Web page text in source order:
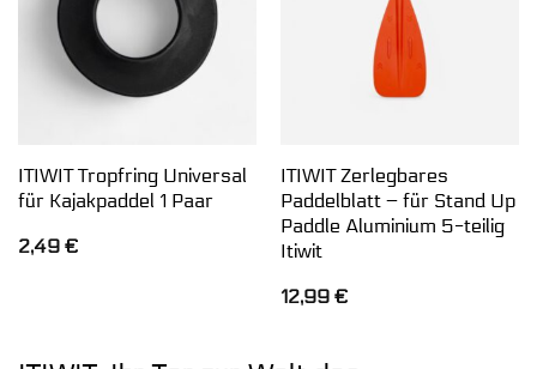
ITIWIT Tropfring Universal
für Kajakpaddel 1 Paar
2,49 €
ITIWIT Zerlegbares
Paddelblatt – für Stand Up
Paddle Aluminium 5-teilig
Itiwit
12,99 €